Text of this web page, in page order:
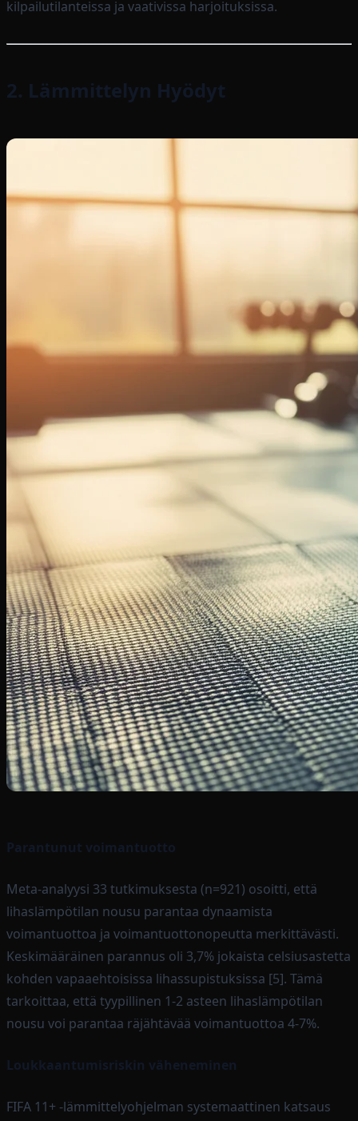
kilpailutilanteissa ja vaativissa harjoituksissa.
2. Lämmittelyn Hyödyt
Parantunut voimantuotto
Meta-analyysi 33 tutkimuksesta (n=921) osoitti, että
lihaslämpötilan nousu parantaa dynaamista
voimantuottoa ja voimantuottonopeutta merkittävästi.
Keskimääräinen parannus oli 3,7% jokaista celsiusastetta
kohden vapaaehtoisissa lihassupistuksissa [5]. Tämä
tarkoittaa, että tyypillinen 1-2 asteen lihaslämpötilan
nousu voi parantaa räjähtävää voimantuottoa 4-7%.
Loukkaantumisriskin väheneminen
FIFA 11+ -lämmittelyohjelman systemaattinen katsaus